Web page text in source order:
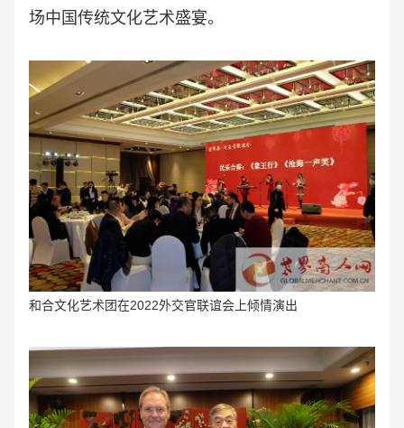
场中国传统文化艺术盛宴。
和合文化艺术团在2022外交官联谊会上倾情演出